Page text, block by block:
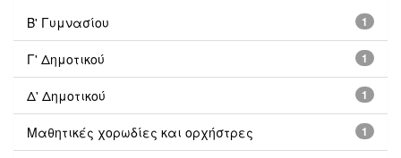
1
Β' Γυμνασίου
1
Γ' Δημοτικού
1
Δ' Δημοτικού
1
Μαθητικές χορωδίες και ορχήστρες